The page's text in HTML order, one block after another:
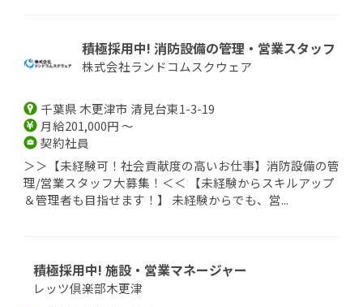
積極採用中! 消防設備の管理・営業スタッフ
株式会社ランドコムスクウェア
千葉県 木更津市 清見台東1-3-19
月給201,000円 ～
契約社員
＞＞【未経験可！社会貢献度の高いお仕事】消防設備の管
理/営業スタッフ大募集！＜＜ 【未経験からスキルアップ
＆管理者も目指せます！】 未経験からでも、営...
積極採用中! 施設・営業マネージャー
レッツ倶楽部木更津